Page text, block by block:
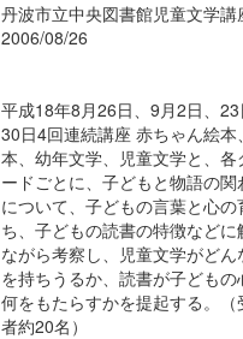
丹波市立中央図書館児童文学講
2006/08/26
平成18年8月26日、9月2日、23
30日4回連続講座 赤ちゃん絵本
本、幼年文学、児童文学と、各
ードごとに、子どもと物語の関
について、子どもの言葉と心の
ち、子どもの読書の特徴などに
ながら考察し、児童文学がどん
を持ちうるか、読書が子どもの
何をもたらすかを提起する。（
者約20名）